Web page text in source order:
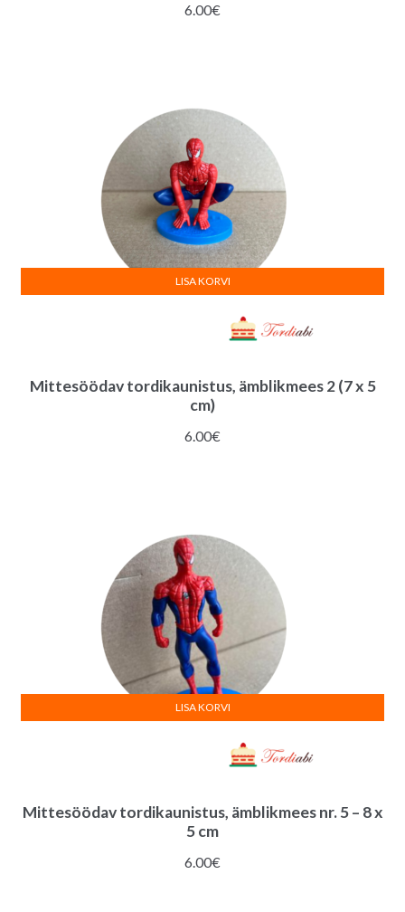
6.00€
Mittesöödav tordikaunistus, ämblikmees 2 (7 x 5
cm)
6.00€
LISA KORVI
Mittesöödav tordikaunistus, ämblikmees nr. 5 – 8 x
5 cm
6.00€
LISA KORVI